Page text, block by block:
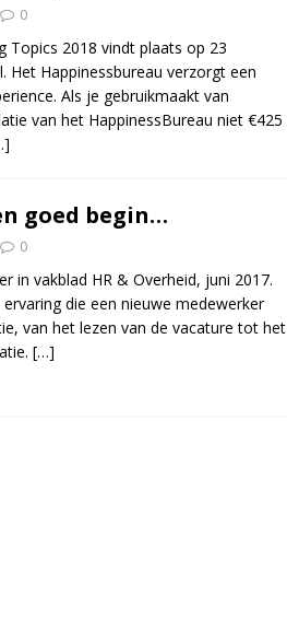
0
Topics 2018 vindt plaats op 23
Het Happinessbureau verzorgt een
Als je gebruikmaakt van
van het HappinessBureau niet €425
goed begin…
0
in vakblad HR & Overheid, juni 2017.
die een nieuwe medewerker
van het lezen van de vacature tot het
[…]